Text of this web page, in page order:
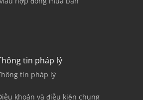
tin pháp lý
tin pháp lý
khoản và điều kiện chung